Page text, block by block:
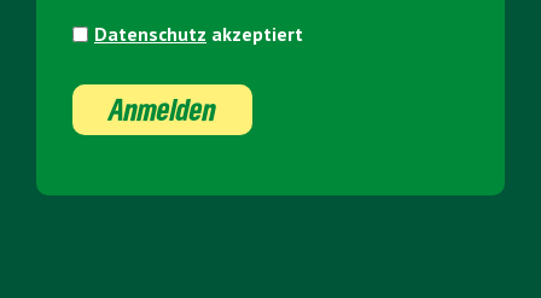
Datenschutz akzeptiert
Anmelden